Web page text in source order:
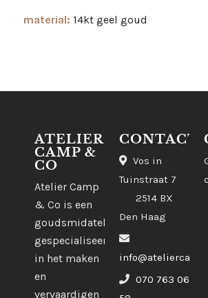
material: 14kt geel goud
ATELIER
CAMP &
CO
Atelier Camp
& Co is een
goudsmidatelier
gespecialiseerd
in het maken
en
vervaardigen
CONTACT
Vos in
Tuinstraat 7
2514 BX
Den Haag
070 763 06